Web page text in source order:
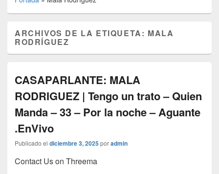
ARCHIVOS DE LA ETIQUETA: MALA
RODRÍGUEZ
CASAPARLANTE: MALA
RODRIGUEZ | Tengo un trato – Quien
Manda – 33 – Por la noche – Aguante
.EnVivo
Publicado el diciembre 3, 2025poradmin
Contact Us on Threema